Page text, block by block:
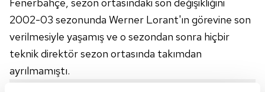
2002-03 sezonunda Werner Lorant'ın görevine son
verilmesiyle yaşamış ve o sezondan sonra hiçbir
teknik direktör sezon ortasında takımdan
ayrılmamıştı.